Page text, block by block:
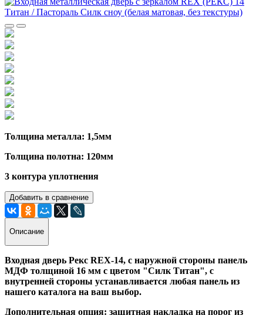
Толщина металла: 1,5мм
Толщина полотна: 120мм
3 контура уплотнения
Добавить в сравнение
Описание
Входная дверь Рекс REX-14, с наружной стороны панель
МДФ толщиной 16 мм с цветом "Силк Титан", с
внутренней стороны устанавливается любая панель из
нашего каталога на ваш выбор.
Дополнительная опция: защитная накладка на порог из